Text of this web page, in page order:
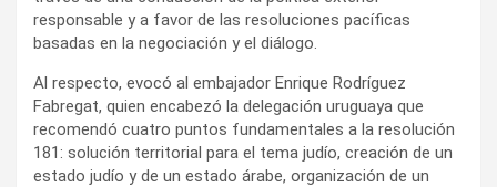
responsable y a favor de las resoluciones pacíficas
basadas en la negociación y el diálogo.
Al respecto, evocó al embajador Enrique Rodríguez
Fabregat, quien encabezó la delegación uruguaya que
recomendó cuatro puntos fundamentales a la resolución
181: solución territorial para el tema judío, creación de un
estado judío y de un estado árabe, organización de un